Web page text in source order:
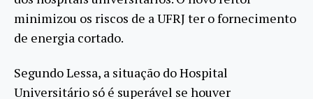
minimizou os riscos de a UFRJ ter o fornecimento
de energia cortado.
Segundo Lessa, a situação do Hospital
Universitário só é superável se houver